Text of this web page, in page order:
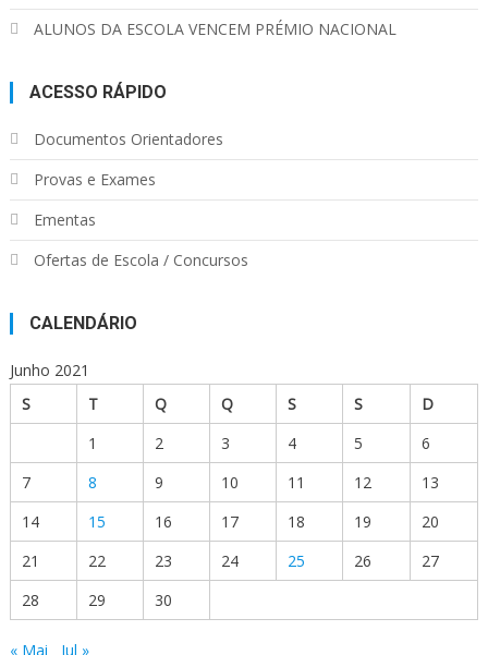
ALUNOS DA ESCOLA VENCEM PRÉMIO NACIONAL
ACESSO RÁPIDO
Documentos Orientadores
Provas e Exames
Ementas
Ofertas de Escola / Concursos
CALENDÁRIO
Junho 2021
S
T Q Q S S
D
1
2 3 4 5
6
7
8 9 10 11 12
13
14
15 16 17 18 19
20
21
22 23 24 25 26
27
28
29 30
« Mai Jul »